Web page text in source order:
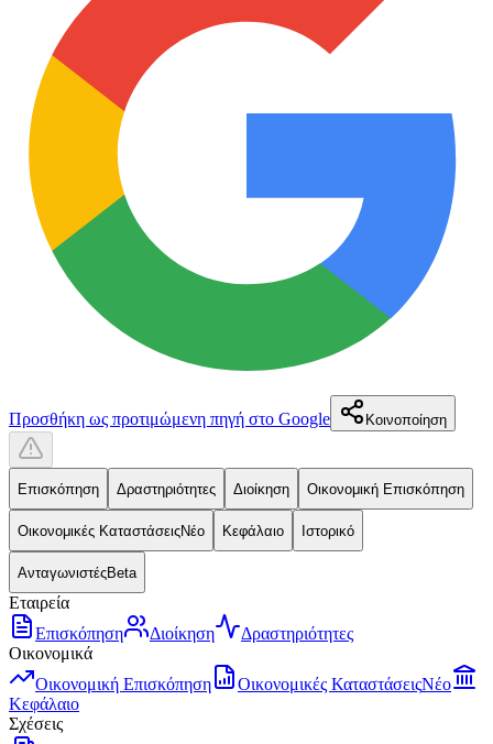
Προσθήκη ως προτιμώμενη πηγή στο Google Κοινοποίηση
Επισκόπηση Δραστηριότητες Διοίκηση Οικονομική Επισκόπηση
Οικονομικές ΚαταστάσειςΝέο Κεφάλαιο Ιστορικό
ΑνταγωνιστέςBeta
Εταιρεία
Επισκόπηση
Διοίκηση
Δραστηριότητες
Οικονομικά
Οικονομική Επισκόπηση
Οικονομικές ΚαταστάσειςΝέο
Κεφάλαιο
Σχέσεις